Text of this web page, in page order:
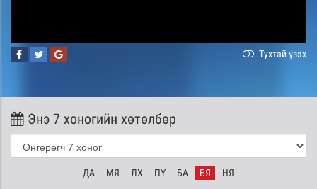
Тухтай үзэх
Энэ 7 хоногийн хөтөлбөр
ДА МЯ ЛХ ПҮ БА БЯ НЯ